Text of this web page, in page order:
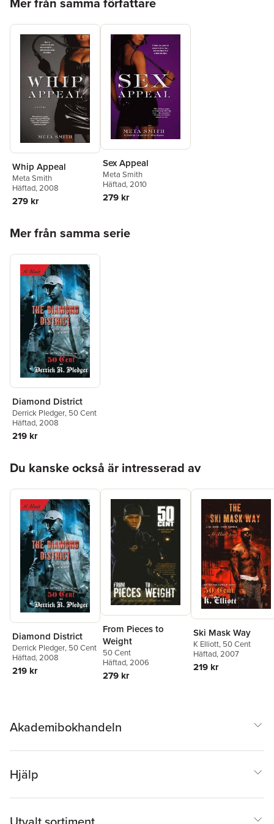
Whip Appeal
Meta Smith
Häftad, 2008
279 kr
Sex Appeal
Meta Smith
Häftad, 2010
279 kr
Mer från samma serie
Diamond District
Derrick Pledger, 50 Cent
Häftad, 2008
219 kr
Du kanske också är intresserad av
Diamond District
Derrick Pledger, 50 Cent
Häftad, 2008
219 kr
From Pieces to
Weight
50 Cent
Häftad, 2006
279 kr
Ski Mask Way
K Elliott, 50 Cent
Häftad, 2007
219 kr
Akademibokhandeln
Hjälp